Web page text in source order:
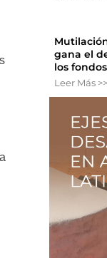
gana el
los fondos
Leer Más >>